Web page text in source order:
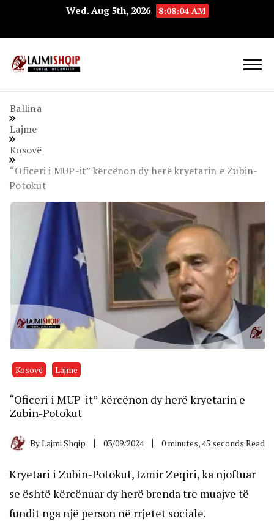
Wed. Aug 5th, 2026 8:08:05 AM
Ballina
Lajme
Kosovë
“Oficeri i MUP-it” kërcënon dy herë kryetarin e Zubin-
Potokut
Kosovë Lajme
“Oficeri i MUP-it” kërcënon dy herë kryetarin e
Zubin-Potokut
ByLajmi Shqip 03/09/2024 0 minutes, 45 seconds Read
Kryetari i Zubin-Potokut, Izmir Zeqiri, ka njoftuar
se është kërcënuar dy herë brenda tre muajve të
fundit nga një person në rrjetet sociale.